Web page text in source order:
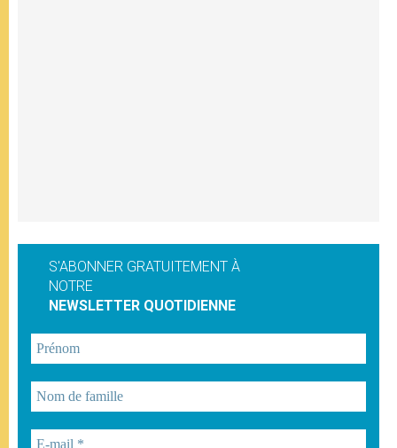
S'ABONNER GRATUITEMENT À
NOTRE
NEWSLETTER QUOTIDIENNE